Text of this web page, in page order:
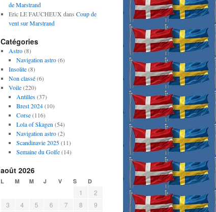
de Marstrand
Eric LE FAUCHEUX dans Coup de
vent sur Marstrand
Catégories
Astro(8)
Navigation astro(6)
Insolite(8)
Non classé(6)
Voile(220)
Antilles(37)
Brest 2024(10)
Corse(116)
Lola of Skagen (54)
Navigation astro(2)
Scandinavie 2025(11)
Semaine du Golfe(14)
août 2026
L M M J V S D
1
2
3
4 5 6 7 8
9